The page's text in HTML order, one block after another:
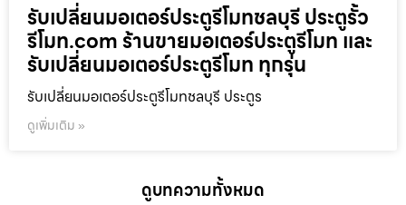
รับเปลี่ยนมอเตอร์ประตูรีโมทชลบุรี ประตูรั้ว
รีโมท.com ร้านขายมอเตอร์ประตูรีโมท และ
รับเปลี่ยนมอเตอร์ประตูรีโมท ทุกรุ่น
รับเปลี่ยนมอเตอร์ประตูรีโมทชลบุรี ประตูร
ดูเพิ่มเติม »
ดูบทความทั้งหมด